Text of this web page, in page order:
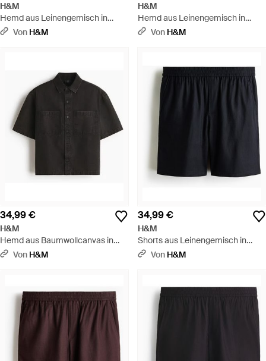
H&M
Hemd aus Leinengemisch in
Relaxed Fit - Grün
Von H&M
H&M
Hemd aus Leinengemisch in
Relaxed Fit - Blau
Von H&M
34,99 €
H&M
Hemd aus Baumwollcanvas in
Relaxed Fit - Schwarz
Von H&M
34,99 €
H&M
Shorts aus Leinengemisch in
Relaxed Fit - Schwarz
Von H&M